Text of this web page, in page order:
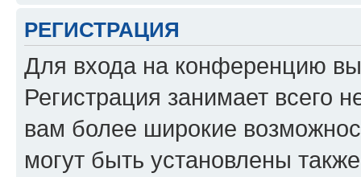
РЕГИСТРАЦИЯ
Для входа на конференцию
Регистрация занимает всего
вам более широкие
могут быть установлены